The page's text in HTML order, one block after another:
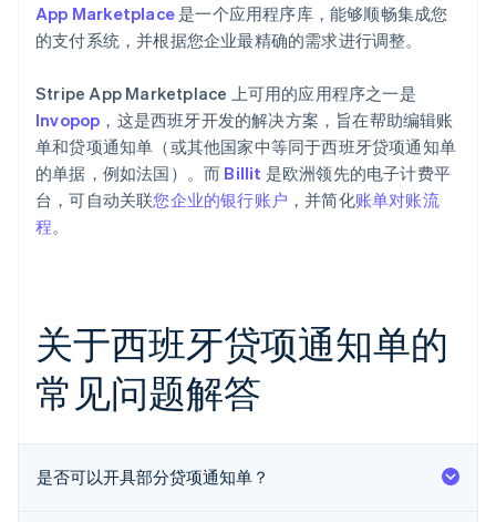
App Marketplace 是一个应用程序库，能够顺畅集成您
的支付系统，并根据您企业最精确的需求进行调整。
Stripe App Marketplace 上可用的应用程序之一是
Invopop ，这是西班牙开发的解决方案，旨在帮助编辑账
单和贷项通知单（或其他国家中等同于西班牙贷项通知单
的单据，例如法国）。而 Billit 是欧洲领先的电子计费平
台，可自动关联您企业的银行账户 ，并简化账单对账流
程。
关于西班牙贷项通知单的
常见问题解答
是否可以开具部分贷项通知单？
阿联酋
English